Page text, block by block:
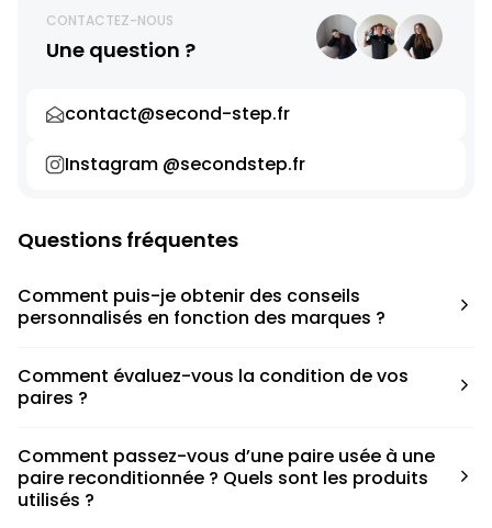
CONTACTEZ-NOUS
Une question ?
contact@second-step.fr
Instagram @secondstep.fr
Questions fréquentes
Comment puis-je obtenir des conseils
personnalisés en fonction des marques ?
pour déterminer la taille appropriée, que ce soit une taille
en dessous, au-dessus ou correspondant à votre taille
Comment évaluez-vous la condition de vos
paires ?
défauts spécifiques de chaque paire.
Comment passez-vous d’une paire usée à une
paire reconditionnée ? Quels sont les produits
utilisés ?